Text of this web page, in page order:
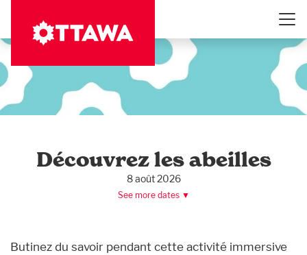
contenu
Découvrez les abeilles
8 août 2026
See more dates ▼
Butinez du savoir pendant cette activité immersive